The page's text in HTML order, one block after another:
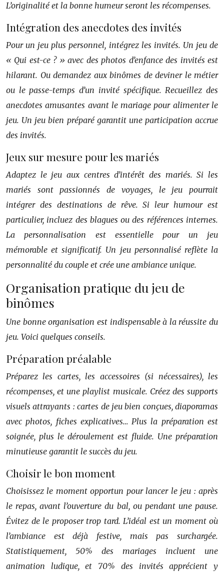
L’originalité et la bonne humeur seront les récompenses.
Intégration des anecdotes des invités
Pour un jeu plus personnel, intégrez les invités. Un jeu de
« Qui est-ce ? » avec des photos d’enfance des invités est
hilarant. Ou demandez aux binômes de deviner le métier
ou le passe-temps d’un invité spécifique. Recueillez des
anecdotes amusantes avant le mariage pour alimenter le
jeu. Un jeu bien préparé garantit une participation accrue
des invités.
Jeux sur mesure pour les mariés
Adaptez le jeu aux centres d’intérêt des mariés. Si les
mariés sont passionnés de voyages, le jeu pourrait
intégrer des destinations de rêve. Si leur humour est
particulier, incluez des blagues ou des références internes.
La personnalisation est essentielle pour un jeu
mémorable et significatif. Un jeu personnalisé reflète la
personnalité du couple et crée une ambiance unique.
Organisation pratique du jeu de
binômes
Une bonne organisation est indispensable à la réussite du
jeu. Voici quelques conseils.
Préparation préalable
Préparez les cartes, les accessoires (si nécessaires), les
récompenses, et une playlist musicale. Créez des supports
visuels attrayants : cartes de jeu bien conçues, diaporamas
avec photos, fiches explicatives… Plus la préparation est
soignée, plus le déroulement est fluide. Une préparation
minutieuse garantit le succès du jeu.
Choisir le bon moment
Choisissez le moment opportun pour lancer le jeu : après
le repas, avant l’ouverture du bal, ou pendant une pause.
Évitez de le proposer trop tard. L’idéal est un moment où
l’ambiance est déjà festive, mais pas surchargée.
Statistiquement, 50% des mariages incluent une
animation ludique, et 70% des invités apprécient y